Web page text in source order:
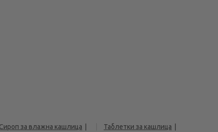
за влажна кашлица Таблетки за кашлица